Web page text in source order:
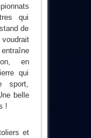
qui
de
en
qui
sport,
belle
!
et